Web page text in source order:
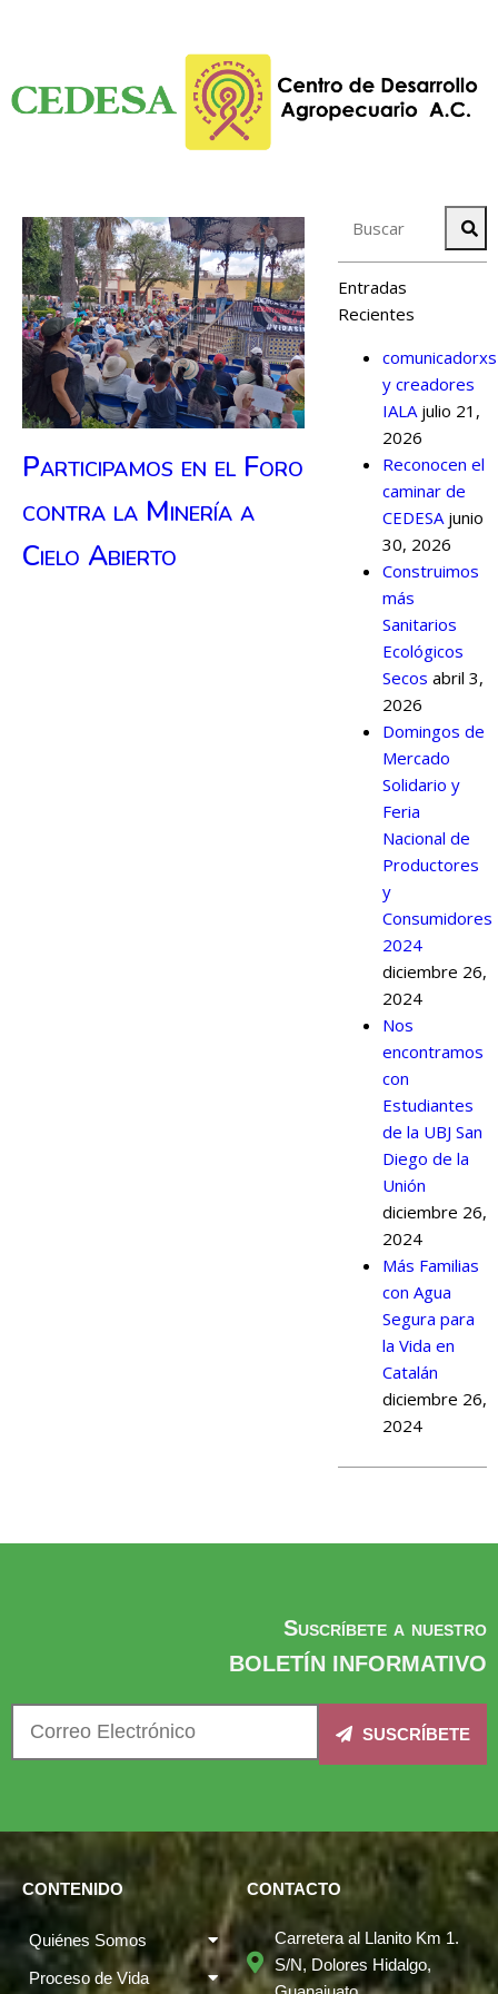
Participamos en el Foro
contra la Minería a
Cielo Abierto
Entradas
Recientes
comunicadorxs
y creadores
IALA julio 21,
2026
Reconocen el
caminar de
CEDESA junio
30, 2026
Construimos
más
Sanitarios
Ecológicos
Secos abril 3,
2026
Domingos de
Mercado
Solidario y
Feria
Nacional de
Productores
y
Consumidores
2024
diciembre 26,
2024
Nos
encontramos
con
Estudiantes
de la UBJ San
Diego de la
Unión
diciembre 26,
2024
Más Familias
con Agua
Segura para
la Vida en
Catalán
diciembre 26,
2024
Suscríbete a nuestro
BOLETÍN INFORMATIVO
SUSCRÍBETE
CONTENIDO
Quiénes Somos
Proceso de Vida
CONTACTO
Carretera al Llanito Km 1.
S/N, Dolores Hidalgo,